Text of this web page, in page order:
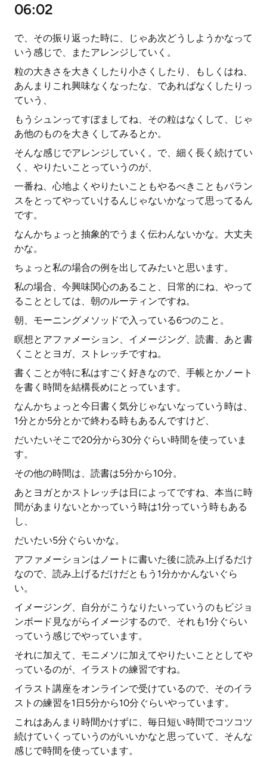
06:02
で、その振り返った時に、じゃあ次どうしようかなって
いう感じで、またアレンジしていく。
粒の大きさを大きくしたり小さくしたり、もしくはね、
あんまりこれ興味なくなったな、であればなくしたりっ
ていう、
もうシュンってすぼましてね、その粒はなくして、じゃ
あ他のものを大きくしてみるとか。
そんな感じでアレンジしていく。で、細く長く続けてい
く、やりたいことっていうのが、
一番ね、心地よくやりたいこともやるべきこともバラン
スをとってやっていけるんじゃないかなって思ってるん
です。
なんかちょっと抽象的でうまく伝わんないかな。大丈夫
かな。
ちょっと私の場合の例を出してみたいと思います。
私の場合、今興味関心のあること、日常的にね、やって
ることとしては、朝のルーティンですね。
朝、モーニングメソッドで入っている6つのこと。
瞑想とアファメーション、イメージング、読書、あと書
くこととヨガ、ストレッチですね。
書くことが特に私はすごく好きなので、手帳とかノート
を書く時間を結構長めにとっています。
なんかちょっと今日書く気分じゃないなっていう時は、
1分とか5分とかで終わる時もあるんですけど、
だいたいそこで20分から30分ぐらい時間を使っていま
す。
その他の時間は、読書は5分から10分。
あとヨガとかストレッチは日によってですね、本当に時
間があまりないとかっていう時は1分っていう時もある
し、
だいたい5分ぐらいかな。
アファメーションはノートに書いた後に読み上げるだけ
なので、読み上げるだけだともう1分かかんないぐら
い。
イメージング、自分がこうなりたいっていうのもビジョ
ンボード見ながらイメージするので、それも1分ぐらい
っていう感じでやっています。
それに加えて、モニメソに加えてやりたいこととしてや
っているのが、イラストの練習ですね。
イラスト講座をオンラインで受けているので、そのイラ
ストの練習を1日5分から10分ぐらいやっています。
これはあんまり時間かけずに、毎日短い時間でコツコツ
続けていくっていうのがいいかなと思っていて、そんな
感じで時間を使っています。